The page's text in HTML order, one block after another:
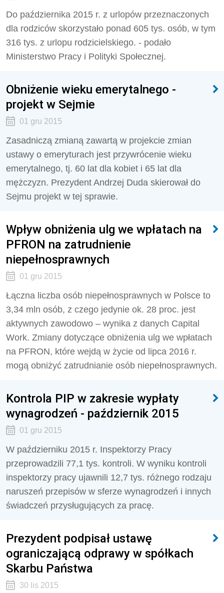
Do października 2015 r. z urlopów przeznaczonych
dla rodziców skorzystało ponad 605 tys. osób, w tym
316 tys. z urlopu rodzicielskiego. - podało
Ministerstwo Pracy i Polityki Społecznej.
Obniżenie wieku emerytalnego -
projekt w Sejmie
01 gru 2015
Zasadniczą zmianą zawartą w projekcie zmian
ustawy o emeryturach jest przywrócenie wieku
emerytalnego, tj. 60 lat dla kobiet i 65 lat dla
mężczyzn. Prezydent Andrzej Duda skierował do
Sejmu projekt w tej sprawie.
Wpływ obniżenia ulg we wpłatach na
PFRON na zatrudnienie
niepełnosprawnych
01 gru 2015
Łączna liczba osób niepełnosprawnych w Polsce to
3,34 mln osób, z czego jedynie ok. 28 proc. jest
aktywnych zawodowo – wynika z danych Capital
Work. Zmiany dotyczące obniżenia ulg we wpłatach
na PFRON, które wejdą w życie od lipca 2016 r.
mogą obniżyć zatrudnianie osób niepełnosprawnych.
Kontrola PIP w zakresie wypłaty
wynagrodzeń - październik 2015
01 gru 2015
W październiku 2015 r. Inspektorzy Pracy
przeprowadzili 77,1 tys. kontroli. W wyniku kontroli
inspektorzy pracy ujawnili 12,7 tys. różnego rodzaju
naruszeń przepisów w sferze wynagrodzeń i innych
świadczeń przysługujących za pracę.
Prezydent podpisał ustawę
ograniczającą odprawy w spółkach
Skarbu Państwa
30 lis 2015